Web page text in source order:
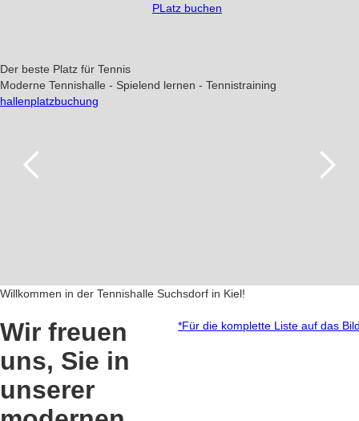
PLatz buchen
Der beste Platz für Tennis
Moderne Tennishalle - Spielend lernen - Tennistraining
hallenplatzbuchung
Willkommen in der Tennishalle Suchsdorf in Kiel!
Wir freuen
uns, Sie in
unserer
*Für die komplette Liste auf das